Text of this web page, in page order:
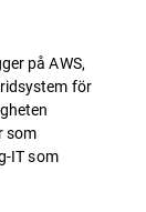
på AWS,
för
som
IT som